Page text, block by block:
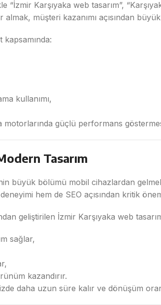
“İzmir Karşıyaka web tasarım”,
müşteri kazanımı açısından
kapsamında:
kullanımı,
motorlarında güçlü performans
Tasarım
büyük bölümü mobil cihazlardan
hem de SEO açısından kritik
geliştirilen İzmir Karşıyaka web
sağlar,
kazandırır.
daha uzun süre kalır ve dönüşüm